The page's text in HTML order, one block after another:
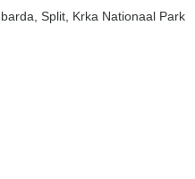
van , Split , Krka Nationaal Park